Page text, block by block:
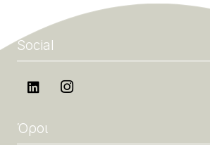
Social
Όροι